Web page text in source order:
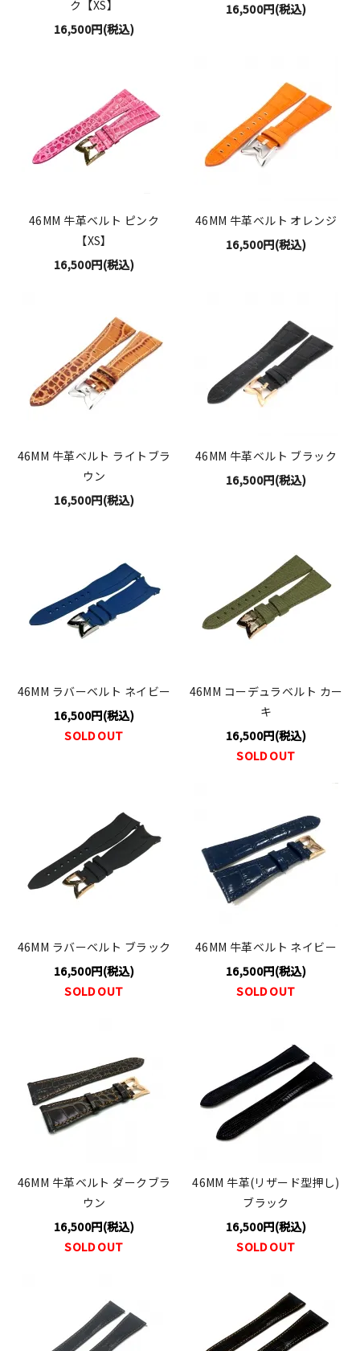
ク【XS】
16,500円(税込)
16,500円(税込)
46MM 牛革ベルト ピンク
【XS】
16,500円(税込)
46MM 牛革ベルト オレンジ
16,500円(税込)
46MM 牛革ベルト ライトブラ
ウン
16,500円(税込)
46MM 牛革ベルト ブラック
16,500円(税込)
46MM ラバーベルト ネイビー
16,500円(税込)
SOLD OUT
46MM コーデュラベルト カー
キ
16,500円(税込)
SOLD OUT
46MM ラバーベルト ブラック
16,500円(税込)
SOLD OUT
46MM 牛革ベルト ネイビー
16,500円(税込)
SOLD OUT
46MM 牛革ベルト ダークブラ
ウン
16,500円(税込)
SOLD OUT
46MM 牛革(リザード型押し)
ブラック
16,500円(税込)
SOLD OUT